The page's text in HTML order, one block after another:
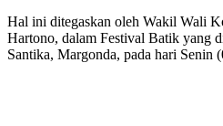
Hal ini ditegaskan oleh Wakil Wali
Hartono, dalam Festival Batik yang
Santika, Margonda, pada hari Senin